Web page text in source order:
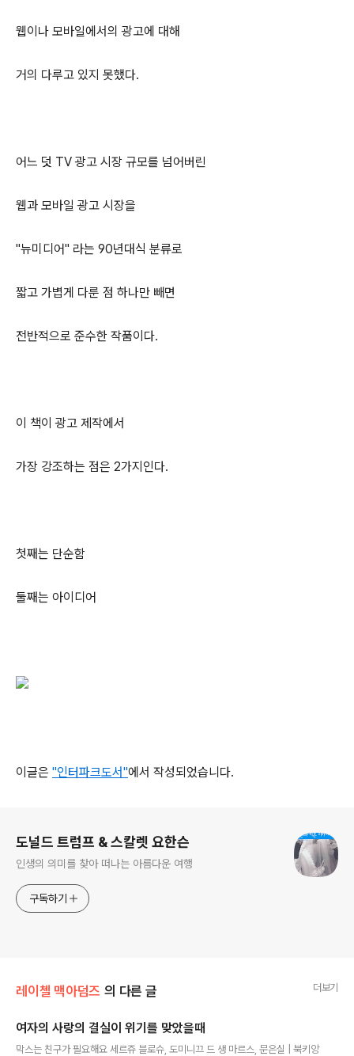
웹이나 모바일에서의 광고에 대해
거의 다루고 있지 못했다.
어느 덧 TV 광고 시장 규모를 넘어버린
웹과 모바일 광고 시장을
"뉴미디어" 라는 90년대식 분류로
짧고 가볍게 다룬 점 하나만 빼면
전반적으로 준수한 작품이다.
이 책이 광고 제작에서
가장 강조하는 점은 2가지인다.
첫째는 단순함
둘째는 아이디어
이글은 "인터파크도서"에서 작성되었습니다.
도널드 트럼프 & 스칼렛 요한슨
인생의 의미를 찾아 떠나는 아름다운 여행
구독하기
레이첼 맥아덤즈 의 다른 글 더보기
여자의 사랑의 결실이 위기를 맞았을때
막스는 친구가 필요해요 세르쥬 블로슈, 도미니끄 드 생 마르스, 문은실 | 북키앙